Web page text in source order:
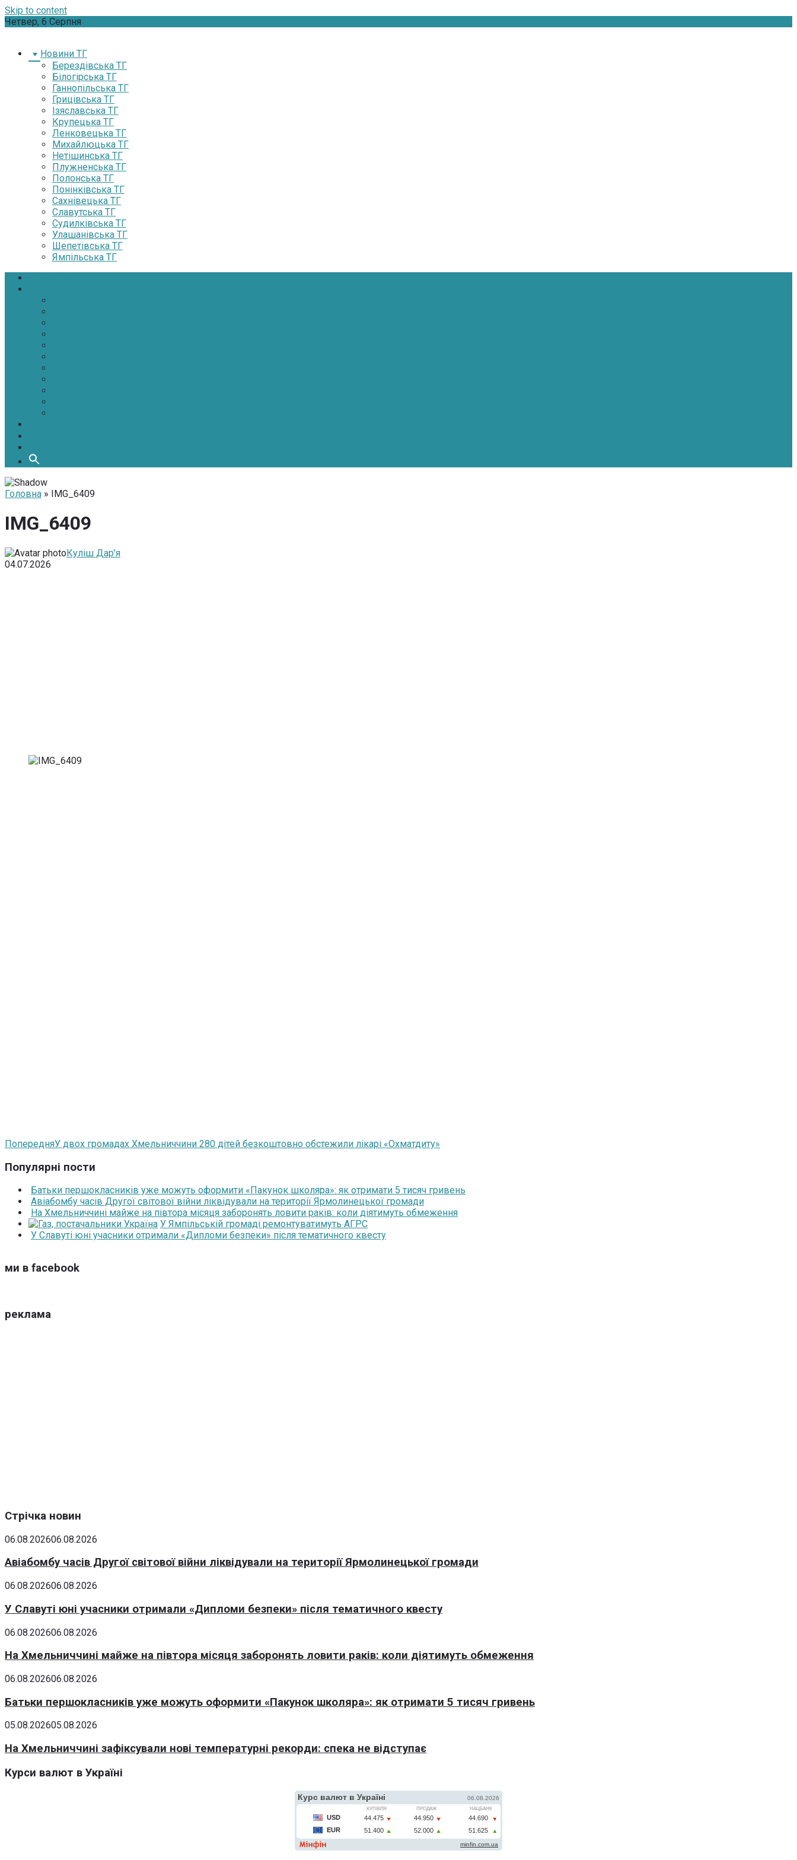
Skip to content
Четвер, 6 Серпня
Новини ТГ
Берездівська ТГ
Білогірська ТГ
Ганнопільська ТГ
Грицівська ТГ
Ізяславська ТГ
Крупецька ТГ
Ленковецька ТГ
Михайлюцька ТГ
Нетішинська ТГ
Плужненська ТГ
Полонська ТГ
Понінківська ТГ
Сахнівецька ТГ
Славутська ТГ
Судилківська ТГ
Улашанівська ТГ
Шепетівська ТГ
Ямпільська ТГ
Головна » IMG_6409
IMG_6409
Куліш Дар'я
04.07.2026
ПопередняУ двох громадах Хмельниччини 280 дітей безкоштовно обстежили лікарі «Охматдиту»
Популярні пости
Батьки першокласників уже можуть оформити «Пакунок школяра»: як отримати 5 тисяч гривень
Авіабомбу часів Другої світової війни ліквідували на території Ярмолинецької громади
На Хмельниччині майже на півтора місяця заборонять ловити раків: коли діятимуть обмеження
У Ямпільській громаді ремонтуватимуть АГРС
У Славуті юні учасники отримали «Дипломи безпеки» після тематичного квесту
ми в facebook
реклама
Стрічка новин
06.08.202606.08.2026
Авіабомбу часів Другої світової війни ліквідували на території Ярмолинецької громади
06.08.202606.08.2026
У Славуті юні учасники отримали «Дипломи безпеки» після тематичного квесту
06.08.202606.08.2026
На Хмельниччині майже на півтора місяця заборонять ловити раків: коли діятимуть обмеження
06.08.202606.08.2026
Батьки першокласників уже можуть оформити «Пакунок школяра»: як отримати 5 тисяч гривень
05.08.202605.08.2026
На Хмельниччині зафіксували нові температурні рекорди: спека не відступає
Курси валют в Україні